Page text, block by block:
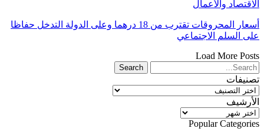
الاقتصاد والأعمال
أسعار المحروقات تقترب من 18 درهما وعلى الدولة التدخل حفاظا
على السلم الاجتماعي
Load More Posts
تصنيفات
تصنيفات
الأرشيف
الأرشيف
Popular Categories